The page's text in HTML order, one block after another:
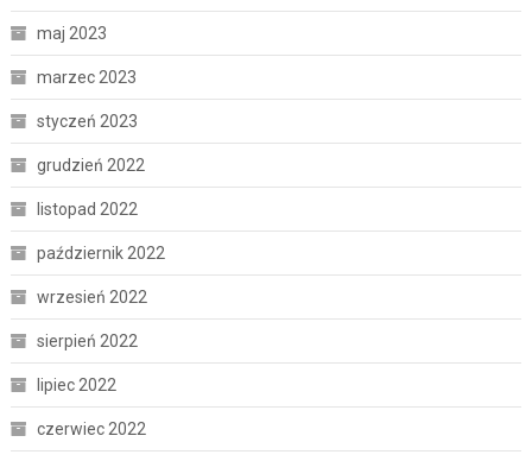
maj 2023
marzec 2023
styczeń 2023
grudzień 2022
listopad 2022
październik 2022
wrzesień 2022
sierpień 2022
lipiec 2022
czerwiec 2022